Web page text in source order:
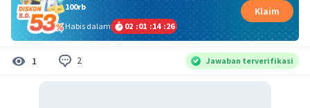
100rb
Habis dalam
02 :01 :14 :26
Klaim
1 2 Jawaban terverifikasi